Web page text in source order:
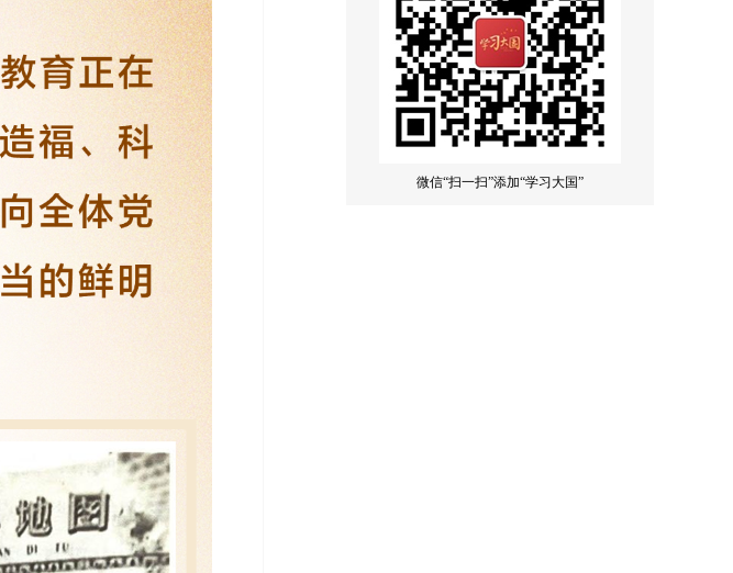
微信“扫一扫”添加“学习大国”